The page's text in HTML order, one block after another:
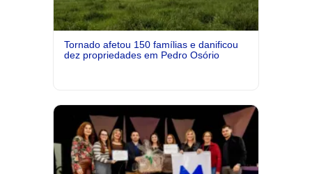
Tornado afetou 150 famílias e danificou
dez propriedades em Pedro Osório